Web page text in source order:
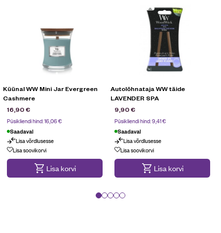
Küünal WW Mini Jar Evergreen
Cashmere
16,90€
Püsikliendi hind:16,06€
Saadaval
Lisa võrdlusesse
Lisa soovikorvi
Lisa korvi
Autolõhnataja WW täide
LAVENDER SPA
9,90€
Püsikliendi hind:9,41€
Saadaval
Lisa võrdlusesse
Lisa soovikorvi
Lisa korvi